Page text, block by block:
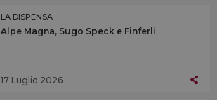
LA DISPENSA
Alpe Magna, Sugo Speck e Finferli
17 Luglio 2026